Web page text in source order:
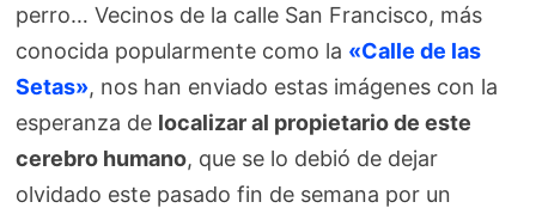
perro… Vecinos de la calle San Francisco, más
conocida popularmente como la «Calle de las
Setas», nos han enviado estas imágenes con la
esperanza de localizar al propietario de este
cerebro humano, que se lo debió de dejar
olvidado este pasado fin de semana por un